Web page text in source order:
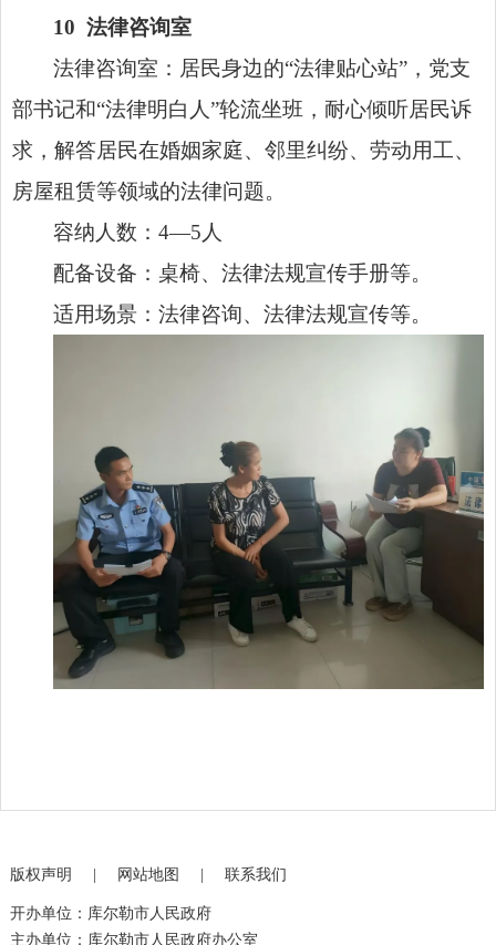
10法律咨询室
法律咨询室：居民身边的“法律贴心站”， 党支
部书记和“法律明白人”轮流坐班，耐心倾听居民诉
求，解答居民在婚姻家庭、邻里纠纷、劳动用工、
房屋租赁等领域的法律问题。
容纳人数：4—5人
配备设备：桌椅、法律法规宣传手册等。
适用场景：法律咨询、法律法规宣传等。
版权声明 网站地图 联系我们
开办单位：库尔勒市人民政府
主办单位：库尔勒市人民政府办公室